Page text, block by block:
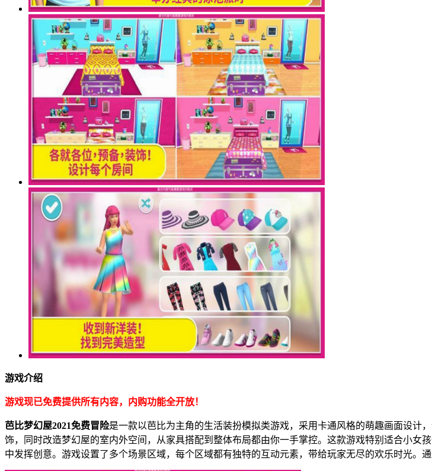
游戏介绍
游戏现已免费提供所有内容，内购功能全开放！
芭比梦幻屋2021免费冒险是一款以芭比为主角的生活装扮模拟类游戏，采用卡通风格的萌趣画面设计
饰，同时改造梦幻屋的室内外空间，从家具搭配到整体布局都由你一手掌控。这款游戏特别适合小
中发挥创意。游戏设置了多个场景区域，每个区域都有独特的互动元素，带给玩家无尽的欢乐时光。